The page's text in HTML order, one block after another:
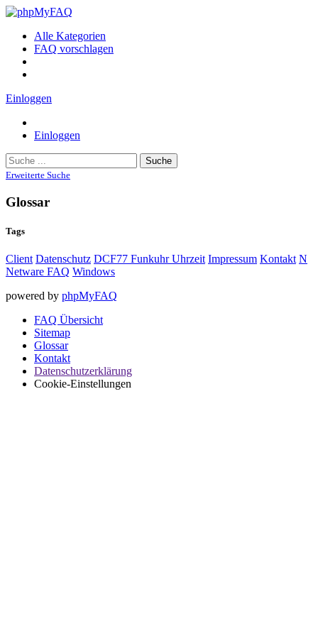
Alle Kategorien
FAQ vorschlagen
Einloggen
Einloggen
Suche
Erweiterte Suche
Glossar
Tags
Client Datenschutz DCF77 Funkuhr Uhrzeit Impressum Kontakt N
Netware FAQ Windows
powered by phpMyFAQ
FAQ Übersicht
Sitemap
Glossar
Kontakt
Datenschutzerklärung
Cookie-Einstellungen